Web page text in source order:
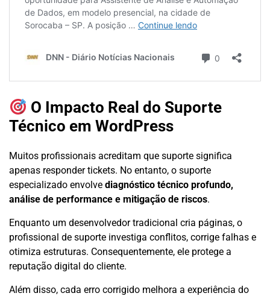
O Impacto Real do Suporte
Técnico em WordPress
Muitos profissionais acreditam que suporte significa
apenas responder tickets. No entanto, o suporte
especializado envolve diagnóstico técnico profundo,
análise de performance e mitigação de riscos.
Enquanto um desenvolvedor tradicional cria páginas, o
profissional de suporte investiga conflitos, corrige falhas e
otimiza estruturas. Consequentemente, ele protege a
reputação digital do cliente.
Além disso, cada erro corrigido melhora a experiência do